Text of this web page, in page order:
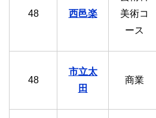
48 西邑楽
美術コ
ース
48
市立太
田
商業